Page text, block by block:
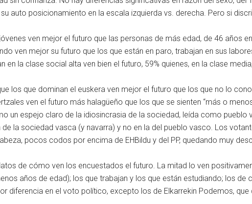
auto posicionamiento en la escala izquierda vs. derecha. Pero si
ven mejor el futuro que las personas de más edad, de 46 años
ven mejor su futuro que los que están en paro, trabajan en sus
en la clase social alta ven bien el futuro, 59% quienes, en la clase
los que dominan el euskera ven mejor el futuro que los que no lo
ven el futuro más halagüeño que los que se sienten “más o
un espejo claro de la idiosincrasia de la sociedad, leída como pueblo
la sociedad vasca (y navarra) y no en la del pueblo vasco. Los
pocos codos por encima de EHBildu y del PP, quedando muy
de cómo ven los encuestados el futuro. La mitad lo ven
años de edad); los que trabajan y los que están estudiando; los
diferencia en el voto político, excepto los de Elkarrekin Podemos,